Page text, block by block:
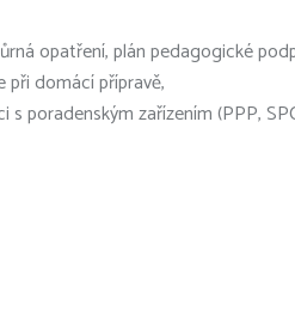
opatření, plán pedagogické
domácí přípravě,
poradenským zařízením (PPP,